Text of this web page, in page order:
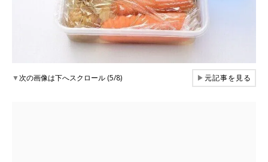
▼次の画像は下へスクロール (5/8) ▶元記事を見る